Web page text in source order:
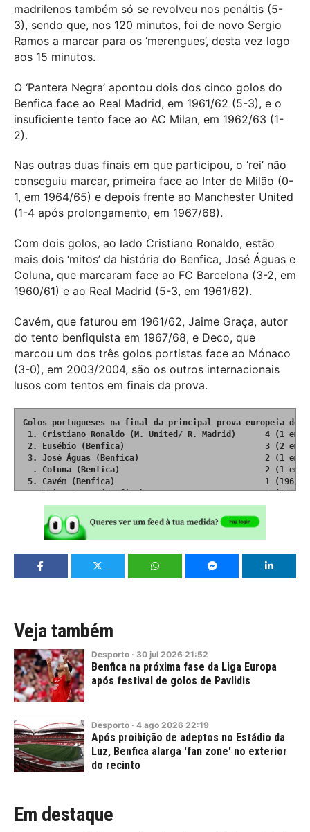
madrilenos também só se revolveu nos penáltis (5-
3), sendo que, nos 120 minutos, foi de novo Sergio
Ramos a marcar para os ‘merengues’, desta vez logo
aos 15 minutos.
O ‘Pantera Negra’ apontou dois dos cinco golos do
Benfica face ao Real Madrid, em 1961/62 (5-3), e o
insuficiente tento face ao AC Milan, em 1962/63 (1-
2).
Nas outras duas finais em que participou, o ‘rei’ não
conseguiu marcar, primeira face ao Inter de Milão (0-
1, em 1964/65) e depois frente ao Manchester United
(1-4 após prolongamento, em 1967/68).
Com dois golos, ao lado Cristiano Ronaldo, estão
mais dois ‘mitos’ da história do Benfica, José Águas e
Coluna, que marcaram face ao FC Barcelona (3-2, em
1960/61) e ao Real Madrid (5-3, em 1961/62).
Cavém, que faturou em 1961/62, Jaime Graça, autor
do tento benfiquista em 1967/68, e Deco, que
marcou um dos três golos portistas face ao Mónaco
(3-0), em 2003/2004, são os outros internacionais
lusos com tentos em finais da prova.
Golos portugueses na final da principal prova europeia de
1. Cristiano Ronaldo (M. United/ R. Madrid)      4 (1 em
2. Eusébio (Benfica)                             3 (2 em
3. José Águas (Benfica)                          2 (1 em
. Coluna (Benfica)                              2 (1 em
5. Cavém (Benfica)                               1 (1961/
. Jaime Graça (Benfica)                         1 (1967/
. Deco (FC Porto)                               1 (2003/
Veja também
Desporto · 30 jul 2026 21:52
Benfica na próxima fase da Liga Europa
após festival de golos de Pavlidis
Desporto · 4 ago 2026 22:19
Após proibição de adeptos no Estádio da
Luz, Benfica alarga 'fan zone' no exterior
do recinto
Em destaque